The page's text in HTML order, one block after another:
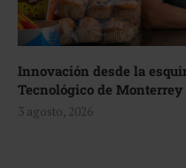
Innovación desde la
Tecnológico de Monterrey
3 agosto, 2026